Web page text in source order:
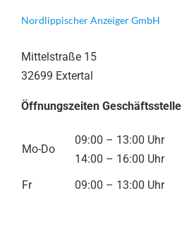
Nordlippischer Anzeiger GmbH
Mittelstraße 15
32699 Extertal
Öffnungszeiten Geschäftsstelle
Mo-Do
09:00 – 13:00 Uhr
14:00 – 16:00 Uhr
Fr
09:00 – 13:00 Uhr